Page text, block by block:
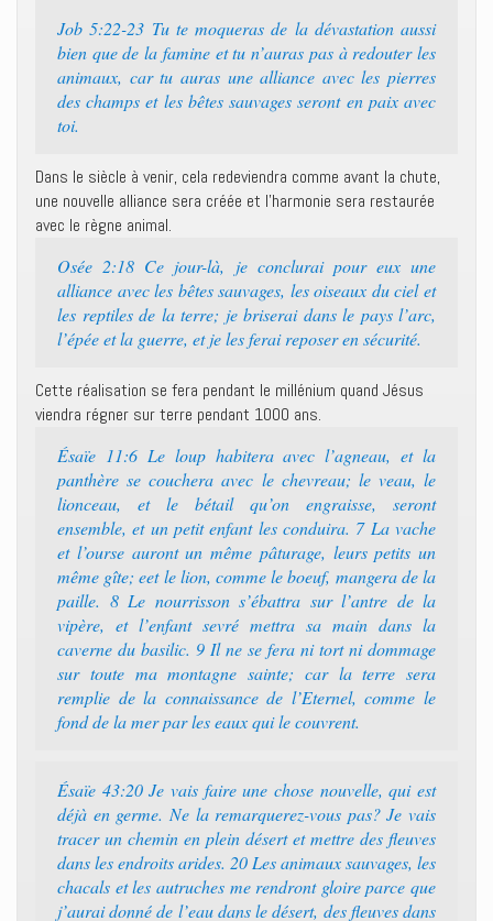
Job 5:22-23 Tu te moqueras de la dévastation aussi
bien que de la famine et tu n’auras pas à redouter les
animaux, car tu auras une alliance avec les pierres
des champs et les bêtes sauvages seront en paix avec
toi.
Dans le siècle à venir, cela redeviendra comme avant la chute,
une nouvelle alliance sera créée et l’harmonie sera restaurée
avec le règne animal.
Osée 2:18 Ce jour-là, je conclurai pour eux une
alliance avec les bêtes sauvages, les oiseaux du ciel et
les reptiles de la terre; je briserai dans le pays l’arc,
l’épée et la guerre, et je les ferai reposer en sécurité.
Cette réalisation se fera pendant le millénium quand Jésus
viendra régner sur terre pendant 1000 ans.
Ésaïe 11:6 Le loup habitera avec l’agneau, et la
panthère se couchera avec le chevreau; le veau, le
lionceau, et le bétail qu’on engraisse, seront
ensemble, et un petit enfant les conduira. 7 La vache
et l’ourse auront un même pâturage, leurs petits un
même gîte; eet le lion, comme le boeuf, mangera de la
paille. 8 Le nourrisson s’ébattra sur l’antre de la
vipère, et l’enfant sevré mettra sa main dans la
caverne du basilic. 9 Il ne se fera ni tort ni dommage
sur toute ma montagne sainte; car la terre sera
remplie de la connaissance de l’Eternel, comme le
fond de la mer par les eaux qui le couvrent.
Ésaïe 43:20 Je vais faire une chose nouvelle, qui est
déjà en germe. Ne la remarquerez-vous pas? Je vais
tracer un chemin en plein désert et mettre des fleuves
dans les endroits arides. 20 Les animaux sauvages, les
chacals et les autruches me rendront gloire parce que
j’aurai donné de l’eau dans le désert, des fleuves dans